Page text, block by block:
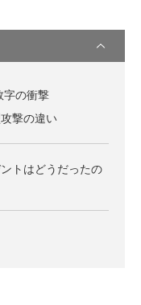
字の衝撃
撃の違い
トはどうだったの